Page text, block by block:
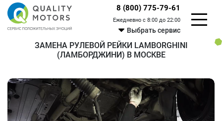
8 (800) 775-79-61
Ежедневно с 8:00 до 22:00
Выбрать сервис
ЗАМЕНА РУЛЕВОЙ РЕЙКИ LAMBORGHINI
(ЛАМБОРДЖИНИ) В МОСКВЕ